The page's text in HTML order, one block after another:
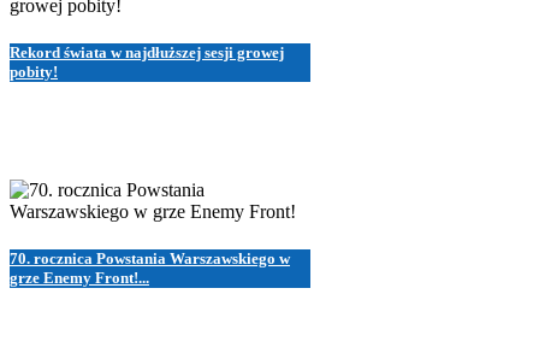
Rekord świata w najdłuższej sesji growej
pobity!
70. rocznica Powstania Warszawskiego w
grze Enemy Front!...